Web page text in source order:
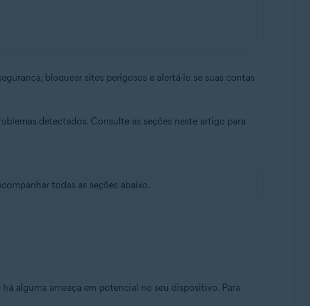
bloquear sites perigosos e alertá-lo se suas contas
detectados. Consulte as seções neste artigo para
todas as seções abaixo.
há alguma ameaça em potencial no seu dispositivo. Para